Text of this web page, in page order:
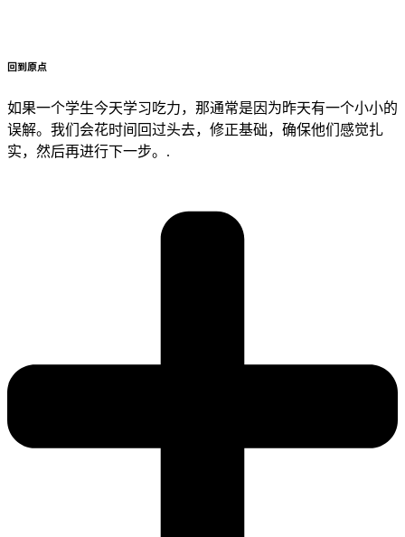
回到原点
如果一个学生今天学习吃力，那通常是因为昨天有一个小小的
误解。我们会花时间回过头去，修正基础，确保他们感觉扎
实，然后再进行下一步。.